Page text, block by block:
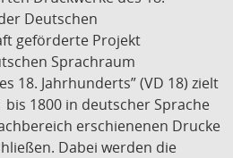
Deutschen
geförderte Projekt
Sprachraum
18. Jahrhunderts” (VD 18) zielt
bis 1800 in deutscher Sprache
erschienenen Drucke
Dabei werden die